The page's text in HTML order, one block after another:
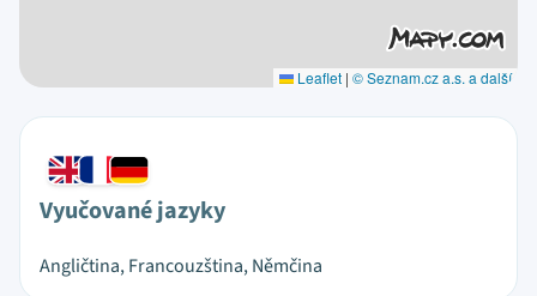
Leaflet | © Seznam.cz a.s. a další
Vyučované jazyky
Angličtina, Francouzština, Němčina